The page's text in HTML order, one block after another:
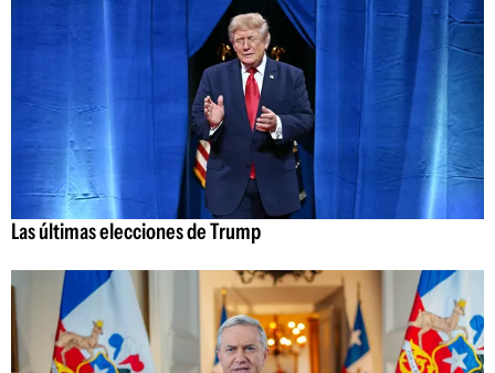
Las últimas elecciones de Trump